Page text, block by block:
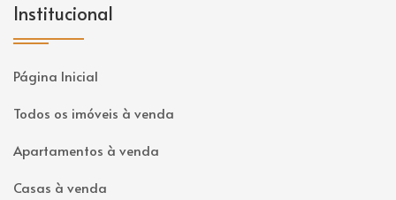
Institucional
Página Inicial
Todos os imóveis à venda
Apartamentos à venda
Casas à venda